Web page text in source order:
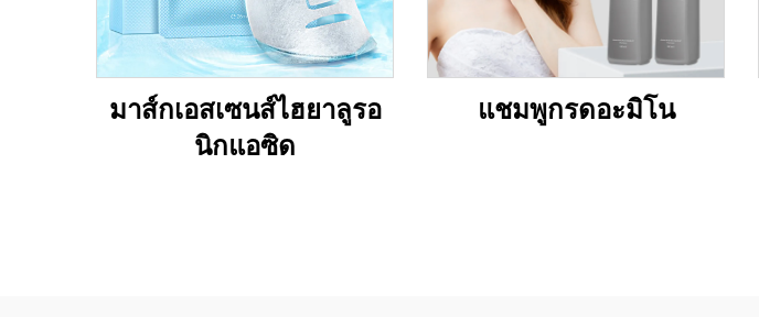
มาส์กเอสเซนส์ไฮยาลูรอ
นิกแอซิด
แชมพูกรดอะมิโน